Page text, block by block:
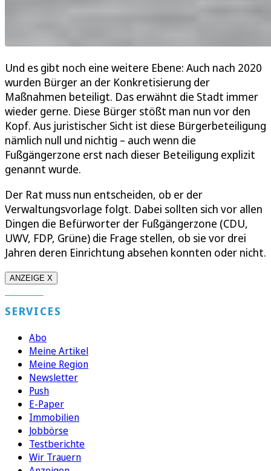
Und es gibt noch eine weitere Ebene: Auch nach 2020
wurden Bürger an der Konkretisierung der
Maßnahmen beteiligt. Das erwähnt die Stadt immer
wieder gerne. Diese Bürger stößt man nun vor den
Kopf. Aus juristischer Sicht ist diese Bürgerbeteiligung
nämlich null und nichtig – auch wenn die
Fußgängerzone erst nach dieser Beteiligung explizit
genannt wurde.
Der Rat muss nun entscheiden, ob er der
Verwaltungsvorlage folgt. Dabei sollten sich vor allen
Dingen die Befürworter der Fußgängerzone (CDU,
UWV, FDP, Grüne) die Frage stellen, ob sie vor drei
Jahren deren Einrichtung absehen konnten oder nicht.
ANZEIGE X
SERVICES
Abo
Meine Artikel
Meine Region
Newsletter
Push
E-Paper
Immobilien
Jobbörse
Testberichte
Wir Trauern